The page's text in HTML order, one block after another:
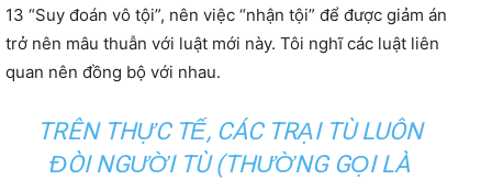
13 “Suy đoán vô tội”, nên việc “nhận tội” để được giảm án
trở nên mâu thuẫn với luật mới này. Tôi nghĩ các luật liên
quan nên đồng bộ với nhau.
TRÊN THỰC TẾ, CÁC TRẠI TÙ LUÔN
ĐÒI NGƯỜI TÙ (THƯỜNG GỌI LÀ